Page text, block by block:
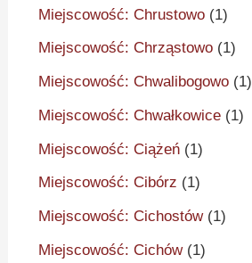
Miejscowość: Chrustowo (1)
Miejscowość: Chrząstowo (1)
Miejscowość: Chwalibogowo (1)
Miejscowość: Chwałkowice (1)
Miejscowość: Ciążeń (1)
Miejscowość: Cibórz (1)
Miejscowość: Cichostów(1)
Miejscowość: Cichów(1)